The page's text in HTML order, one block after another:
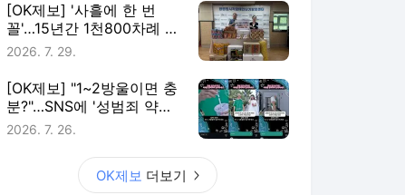
[OK제보] '사흘에 한 번
꼴'…15년간 1천800차례 복
지시설 찾은 '나눔왕'
2026. 7. 29.
[OK제보] "1~2방울이면 충
분?"…SNS에 '성범죄 약물'
광고 횡행
2026. 7. 26.
OK제보 더보기